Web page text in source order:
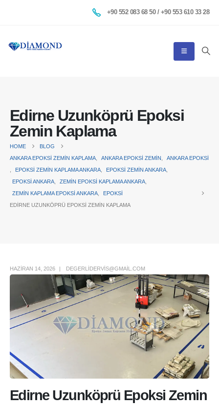
+90 552 083 68 50 / +90 553 610 33 28
Edirne Uzunköprü Epoksi
Zemin Kaplama
HOME
BLOG
ANKARA EPOKSI ZEMIN KAPLAMA
ANKARA EPOKSI ZEMIN
ANKARA EPOKSI
EPOKSI ZEMIN KAPLAMA ANKARA EPOKSI ZEMIN ANKARA
EPOKSI ANKARA
ZEMIN EPOKSI KAPLAMA ANKARA
ZEMIN KAPLAMA EPOKSI ANKARA
EPOKSI
EDIRNE UZUNKÖPRÜ EPOKSI ZEMIN KAPLAMA
HAZIRAN 14, 2026 DEGERLIDERVIS@GMAIL.COM
Edirne Uzunköprü Epoksi Zemin
Author Box